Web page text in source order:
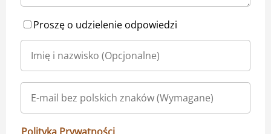
Proszę o udzielenie odpowiedzi